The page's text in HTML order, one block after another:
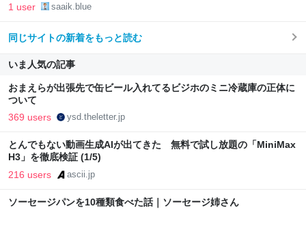
1 user saaik.blue
同じサイトの新着をもっと読む
いま人気の記事
おまえらが出張先で缶ビール入れてるビジホのミニ冷蔵庫の正体に
ついて
369 users ysd.theletter.jp
とんでもない動画生成AIが出てきた 無料で試し放題の「MiniMax
H3」を徹底検証 (1/5)
216 users ascii.jp
ソーセージパンを10種類食べた話｜ソーセージ姉さん